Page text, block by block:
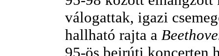
válogattak, igazi
hallható rajta a
95-ös bejrúti koncerten